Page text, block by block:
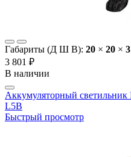
Габариты (Д Ш В): 20 × 20 ×
3 801 ₽
В наличии
Аккумуляторный
L5B
Быстрый просмотр